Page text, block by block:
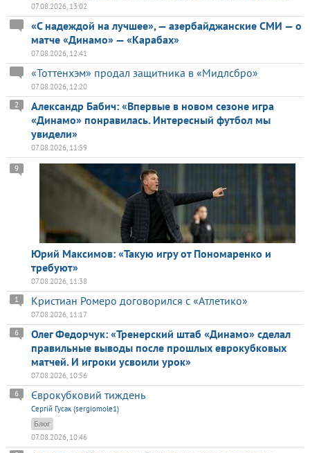
07.08.2026, 13:02
«С надеждой на лучшее», — азербайджанские СМИ — о
матче «Динамо» — «Карабах»
07.08.2026, 12:41
«Тоттенхэм» продал защитника в «Мидлсбро»
07.08.2026, 12:20
Александр Бабич: «Впервые в новом сезоне игра
«Динамо» понравилась. Интересный футбол мы
увидели»
2
07.08.2026, 11:59
Юрий Максимов: «Такую игру от Пономаренко и
требуют»
9
07.08.2026, 11:38
Кристиан Ромеро договорился с «Атлетико»
1
07.08.2026, 11:17
Олег Федорчук: «Тренерский штаб «Динамо» сделал
правильные выводы после прошлых еврокубковых
матчей. И игроки усвоили урок»
6
07.08.2026, 10:56
Єврокубковий тиждень
6
Сергій Гусак (sergiomole1)
Блог
07.08.2026, 10:46